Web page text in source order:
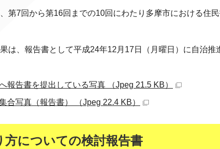
第7回から第16回までの10回にわたり多摩市における住
は、報告書として平成24年12月17日（月曜日）に自治推
報告書を提出している写真 （Jpeg 21.5 KB）
合写真（報告書） （Jpeg 22.4 KB）
方についての検討報告書